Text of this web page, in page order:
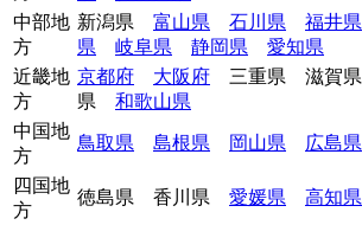
中部地
方
新潟県 富山県 石川県 福井県
県
岐阜県 静岡県
愛知県
近畿地
方
京都府 大阪府 三重県 滋賀県
県
和歌山県
中国地
方
鳥取県 島根県 岡山県 広島県
四国地
方
徳島県 香川県 愛媛県 高知県